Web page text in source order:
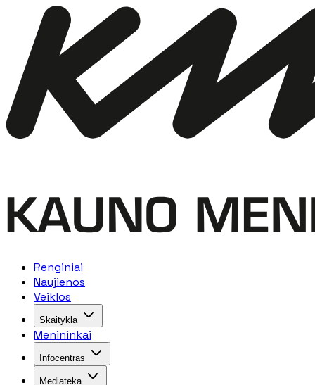
Renginiai
Naujienos
Veiklos
Skaitykla
Menininkai
Infocentras
Mediateka